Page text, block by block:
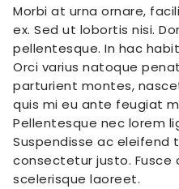
Morbi at urna ornare,
ex. Sed ut lobortis nisi.
pellentesque. In hac
Orci varius natoque
parturient montes,
quis mi eu ante feugiat
Pellentesque nec lorem
Suspendisse ac eleifend
consectetur justo. Fusce
scelerisque laoreet.